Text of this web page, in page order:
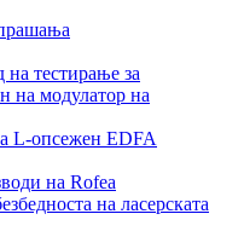
на тестирање за
на модулатор на
L-опсежен EDFA
на Rofea
на ласерската